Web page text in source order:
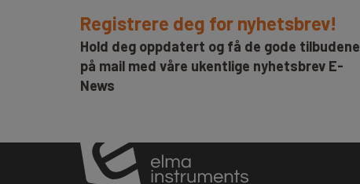
Registrere deg for nyhetsbrev!
Hold deg oppdatert og få de gode tilbudene
på mail med våre ukentlige nyhetsbrev E-
News